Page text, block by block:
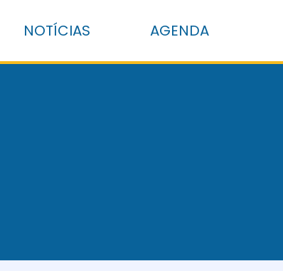
NOTÍCIAS AGENDA